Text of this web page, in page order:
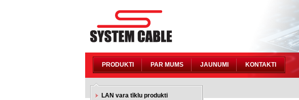
PRODUKTI PAR MUMS JAUNUMI KONTAKTI
LAN vara tīklu produkti